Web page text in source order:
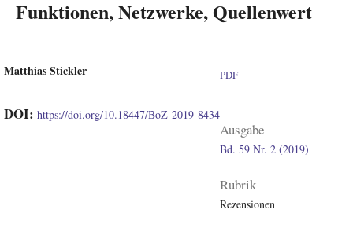
Funktionen, Netzwerke, Quellenwert
Matthias Stickler
DOI: https://doi.org/10.18447/BoZ-2019-8434
PDF
Ausgabe
Bd. 59 Nr. 2 (2019)
Rubrik
Rezensionen